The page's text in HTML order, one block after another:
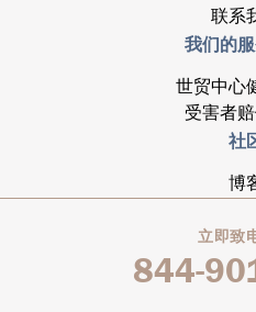
联系
我们的
世贸中心
受害者
社
博
立即致
844-